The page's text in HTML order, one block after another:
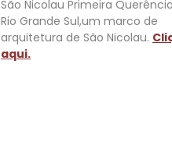
São Nicolau Primeira
Rio Grande Sul,um marco de
arquitetura de São Nicolau.
aqui.